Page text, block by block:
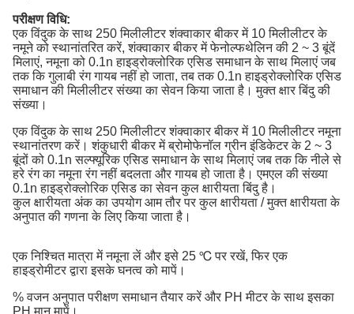
परीक्षण विधि:
एक विंदुक के साथ 250 मिलीलीटर शंक्वाकार बीकर में 10 मिलीलीटर के
नमूने को स्थानांतरित करें, शंक्वाकार बीकर में फेनोल्फथेलिन की 2 ~ 3 बूंदें
मिलाएं, नमूना को 0.1n हाइड्रोक्लोरिक एसिड समाधान के साथ मिलाएं जब
तक कि गुलाबी रंग गायब नहीं हो जाता, तब तक 0.1n हाइड्रोक्लोरिक एसिड
समाधान की मिलीलीटर संख्या का सेवन किया जाता है। मुक्त क्षार बिंदु की
संख्या।
एक विंदुक के साथ 250 मिलीलीटर शंक्वाकार बीकर में 10 मिलीलीटर नमूना
स्थानांतरण करें। शंकुधारी बीकर में ब्रोमोफेनॉल ग्रीन इंडिकेटर के 2 ~ 3
बूंदों को 0.1n सल्फ्यूरिक एसिड समाधान के साथ मिलाएं जब तक कि नीले से
हरे रंग का नमूना रंग नहीं बदलता और गायब हो जाता है। एमएल की संख्या
0.1n हाइड्रोक्लोरिक एसिड का सेवन कुल क्षारीयता बिंदु है।
कुल क्षारीयता अंक का उपयोग आम तौर पर कुल क्षारीयता / मुक्त क्षारीयता के
अनुपात की गणना के लिए किया जाता है।
एक निश्चित मात्रा में नमूना लें और इसे 25 ℃ पर रखें, फिर एक
हाइड्रोमीटर द्वारा इसके घनत्व को मापें।
% वजन अनुपात परीक्षण समाधान तैयार करें और PH मीटर के साथ इसका
PH मान मापें।